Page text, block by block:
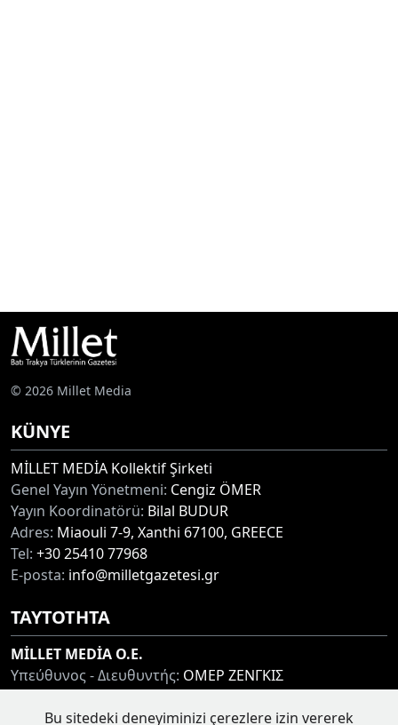
© 2026 Millet Media
KÜNYE
MİLLET MEDİA Kollektif Şirketi
Genel Yayın Yönetmeni: Cengiz ÖMER
Yayın Koordinatörü: Bilal BUDUR
Adres: Miaouli 7-9, Xanthi 67100, GREECE
Tel: +30 25410 77968
E-posta: info@milletgazetesi.gr
ΤΑΥΤΟΤΗΤΑ
MİLLET MEDİA O.E.
Υπεύθυνος - Διευθυντής: ΟΜΕΡ ΖΕΝΓΚΙΣ
Διεύθυνση:ΜΙΑΟΥΛΗ 7-9, ΞΑΝΘΗ 67100
Bu sitedeki deneyiminizi çerezlere izin vererek